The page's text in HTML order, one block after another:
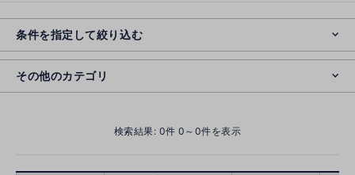
条件を指定して絞り込む
その他のカテゴリ
o
s
e
検索結果: 0件 0～0件を表示